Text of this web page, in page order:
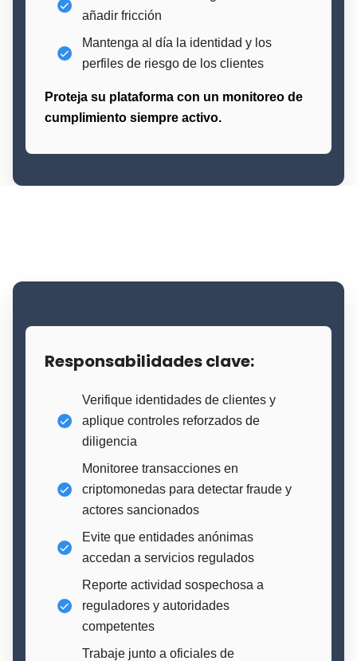
añadir fricción
Mantenga al día la identidad y los
perfiles de riesgo de los clientes
Proteja su plataforma con un monitoreo de
cumplimiento siempre activo.
Responsabilidades clave:
Verifique identidades de clientes y
aplique controles reforzados de
diligencia
Monitoree transacciones en
criptomonedas para detectar fraude y
actores sancionados
Evite que entidades anónimas
accedan a servicios regulados
Reporte actividad sospechosa a
reguladores y autoridades
competentes
Trabaje junto a oficiales de